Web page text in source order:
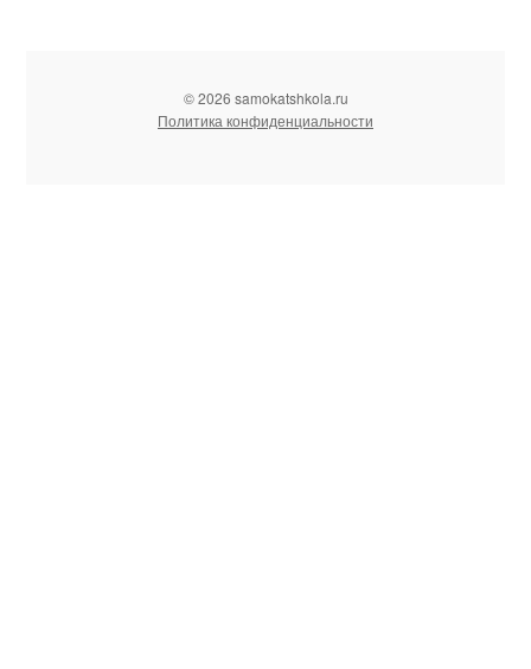
© 2026 samokatshkola.ru
Политика конфиденциальности